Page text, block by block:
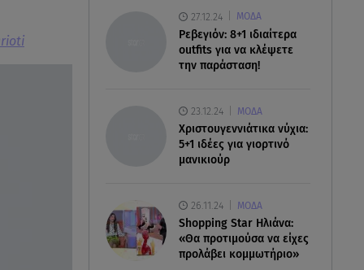
27.12.24 ΜΟΔΑ
Ρεβεγιόν: 8+1 ιδιαίτερα
outfits για να κλέψετε
την παράσταση!
23.12.24 ΜΟΔΑ
Χριστουγεννιάτικα νύχια:
5+1 ιδέες για γιορτινό
μανικιούρ
26.11.24 ΜΟΔΑ
Shopping Star Ηλιάνα:
«Θα προτιμούσα να είχες
προλάβει κομμωτήριο»